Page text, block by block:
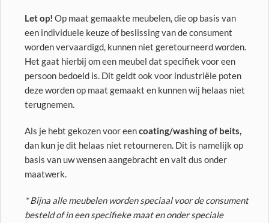
Let op! Op maat gemaakte meubelen, die op basis van
een individuele keuze of beslissing van de consument
worden vervaardigd, kunnen niet geretourneerd worden.
Het gaat hierbij om een meubel dat specifiek voor een
persoon bedoeld is. Dit geldt ook voor industriële poten
deze worden op maat gemaakt en kunnen wij helaas niet
terugnemen.
Als je hebt gekozen voor eencoating/washing of beits,
dan kun je dit helaas niet retourneren. Dit is namelijk op
basis van uw wensen aangebracht en valt dus onder
maatwerk.
* Bijna alle meubelen worden speciaal voor de consument
besteld of in een specifieke maat en onder speciale